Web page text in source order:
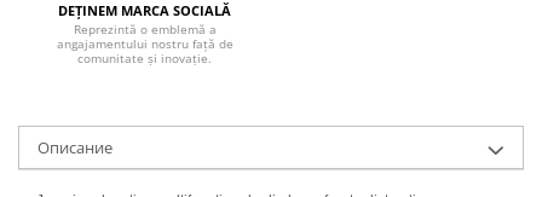
DEȚINEM MARCA SOCIALĂ
Reprezintă o emblemă a
angajamentului nostru față de
comunitate și inovație.
Oписание